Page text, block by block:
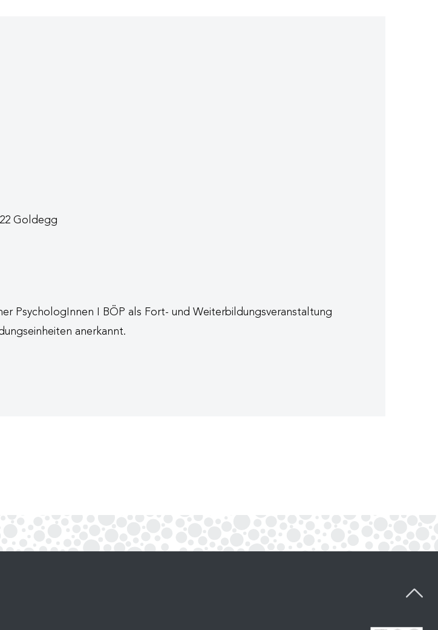
Goldegg
PsychologInnen I BÖP als Fort- und Weiterbildungsveranstaltung
anerkannt.